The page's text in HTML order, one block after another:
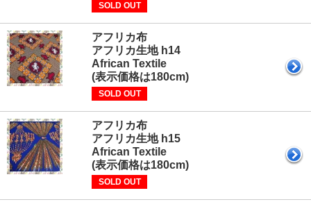
SOLD OUT
アフリカ布
アフリカ生地 h14
African Textile
(表示価格は180cm)
SOLD OUT
アフリカ布
アフリカ生地 h15
African Textile
(表示価格は180cm)
SOLD OUT